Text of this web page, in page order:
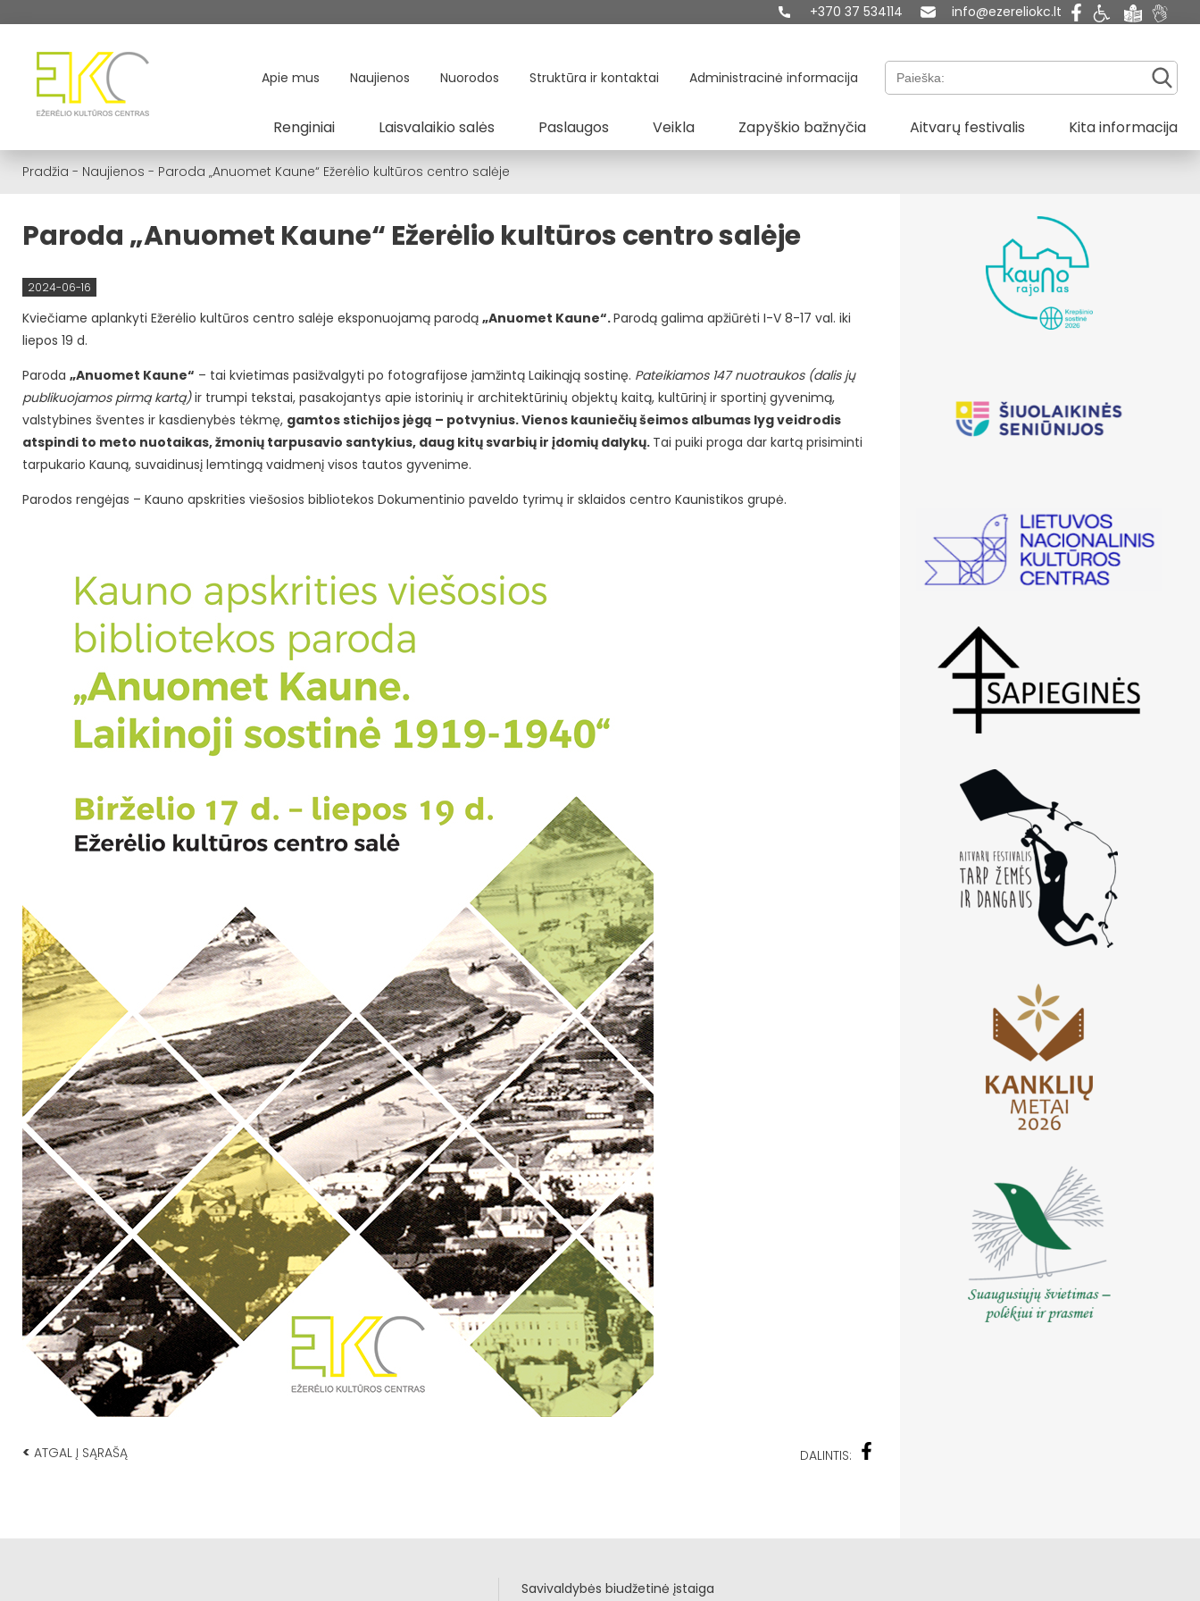
+370 37 534114 info@ezereliokc.lt
Apie mus Naujienos Nuorodos Struktūra ir kontaktai Administracinė informacija Paieška:
Renginiai Laisvalaikio salės Paslaugos Veikla Zapyškio bažnyčia Aitvarų festivalis Kita informacija
Pradžia - Naujienos - Paroda „Anuomet Kaune“ Ežerėlio kultūros centro salėje
Paroda „Anuomet Kaune“ Ežerėlio kultūros centro salėje
2024-06-16
Kviečiame aplankyti Ežerėlio kultūros centro salėje eksponuojamą parodą „Anuomet Kaune“.Parodą galima apžiūrėti I-V 8-17 val. iki
liepos 19 d.
Paroda „Anuomet Kaune“ – tai kvietimas pasižvalgyti po fotografijose įamžintą Laikinąją sostinę. Pateikiamos 147 nuotraukos (dalis jų
publikuojamos pirmą kartą)ir trumpi tekstai, pasakojantys apie istorinių ir architektūrinių objektų kaitą, kultūrinį ir sportinį gyvenimą,
valstybines šventes ir kasdienybės tėkmę, gamtos stichijos jėgą – potvynius. Vienos kauniečių šeimos albumas lyg veidrodis
atspindi to meto nuotaikas, žmonių tarpusavio santykius, daug kitų svarbių ir įdomių dalykų. Tai puiki proga dar kartą prisiminti
tarpukario Kauną, suvaidinusį lemtingą vaidmenį visos tautos gyvenime.
Parodos rengėjas – Kauno apskrities viešosios bibliotekos Dokumentinio paveldo tyrimų ir sklaidos centro Kaunistikos grupė.
< ATGAL Į SĄRAŠĄ DALINTIS:
Savivaldybės biudžetinė įstaiga